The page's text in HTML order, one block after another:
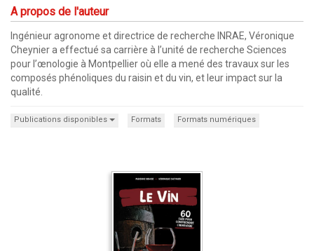
A propos de l'auteur
Ingénieur agronome et directrice de recherche INRAE, Véronique
Cheynier a effectué sa carrière à l’unité de recherche Sciences
pour l’œnologie à Montpellier où elle a mené des travaux sur les
composés phénoliques du raisin et du vin, et leur impact sur la
qualité.
Publications disponibles Formats Formats numériques